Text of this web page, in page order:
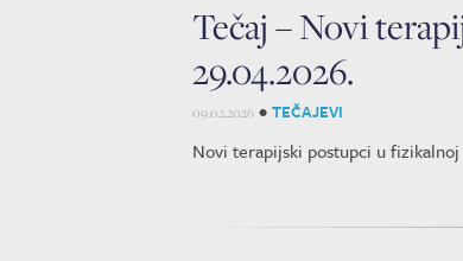
Tečaj – Novi
29.04.2026.
09.02.2026 • TEČAJEVI
Novi terapijski postupci u